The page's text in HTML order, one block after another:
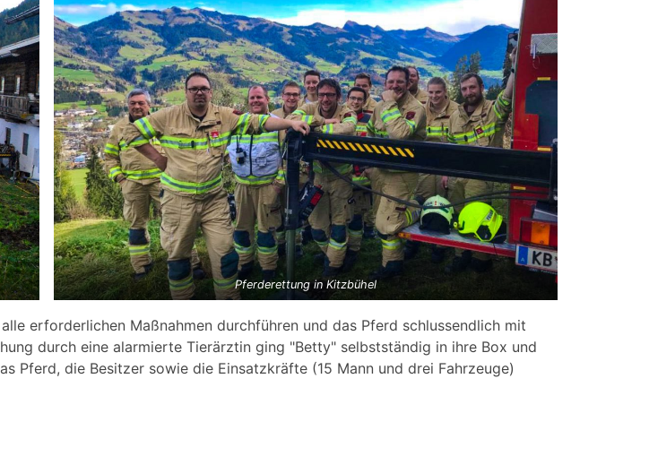
Pferderettung in Kitzbühel
erforderlichen Maßnahmen durchführen und das Pferd schlussendlich mit
durch eine alarmierte Tierärztin ging "Betty" selbstständig in ihre Box und
Pferd, die Besitzer sowie die Einsatzkräfte (15 Mann und drei Fahrzeuge)